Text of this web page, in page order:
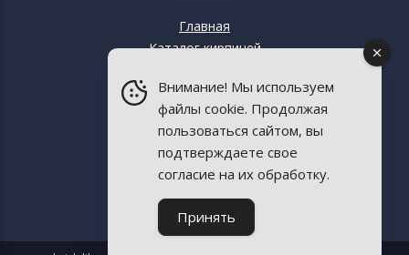
Главная
Каталог кирпичей
О музее
Современный дизайн
Старинная архитектура
Пресса о музее
База знаний
Контакты
Внимание! Мы используем
файлы cookie. Продолжая
пользоваться сайтом, вы
подтверждаете свое
согласие на их обработку.
Принять